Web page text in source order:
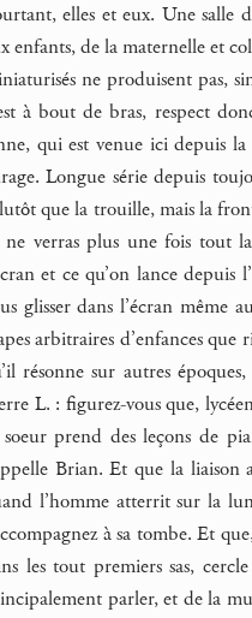
elles et eux. Une salle
enfants, de la maternelle et
ne produisent pas,
à bout de bras, respect
qui est venue ici depuis
Longue série depuis
que la trouille, mais la
verras plus une fois tout
et ce qu’on lance
glisser dans l’écran même
arbitraires d’enfances
résonne sur autres
L. : figurez-vous que,
soeur prend des leçons de
Brian. Et que la
l’homme atterrit sur la
à sa tombe. Et
les tout premiers sas,
parler, et de la